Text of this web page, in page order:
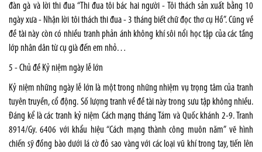
đàn gà và lời thi đua “Thi đua tôi bác hai người - Tôi thách sản xuất bằng 10
ngày xưa - Nhận lời tôi thách thi đua - 3 tháng biết chữ đọc thơ cụ Hồ”. Cũng về
đề tài này còn có nhiều tranh phản ánh không khí sôi nổi học tập của các tầng
lớp nhân dân từ cụ già đến em nhỏ…
5 - Chủ đề Kỷ niệm ngày lễ lớn
Kỷ niệm những ngày lễ lớn là một trong những nhiệm vụ trọng tâm của tranh
tuyên truyền, cổ động. Số lượng tranh về đề tài này trong sưu tập không nhiều.
Đáng kể là các tranh kỷ niệm Cách mạng tháng Tám và Quốc khánh 2-9. Tranh
8914/Gy. 6406 với khẩu hiệu “Cách mạng thành công muôn năm” vẽ hình
chiến sỹ đồng bào dưới lá cờ đỏ sao vàng với các loại vũ khí trong tay, tiến lên